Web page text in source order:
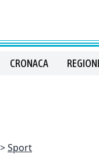
CRONACA
Sport